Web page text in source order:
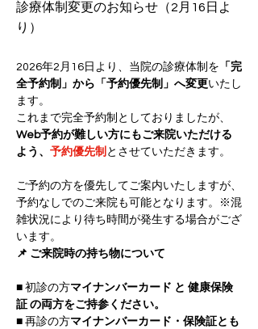
診療体制変更のお知らせ（2月16日よ
り）
2026年2月16日より、当院の診療体制を 「完
全予約制」から「予約優先制」へ変更 いたし
ます。
これまで完全予約制としておりましたが、
Web予約が難しい方にもご来院いただける
よう、 予約優先制 とさせていただきます。
ご予約の方を優先してご案内いたしますが、
予約なしでのご来院も可能となります。※混
雑状況により待ち時間が発生する場合がござ
います。
📌 ご来院時の持ち物について
■ 初診の方マイナンバーカード と 健康保険
証 の両方をご持参ください。
■ 再診の方マイナンバーカード・保険証とも